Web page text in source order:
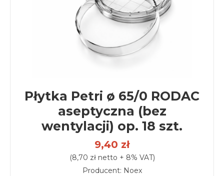
Płytka Petri ø 65/0 RODAC
aseptyczna (bez
wentylacji) op. 18 szt.
9,40 zł
(8,70 zł netto + 8% VAT)
Producent: Noex